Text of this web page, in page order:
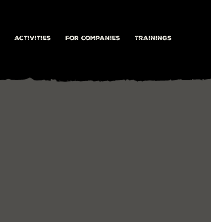
activities For companies Trainings